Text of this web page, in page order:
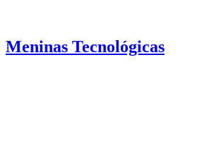
Meninas Tecnológicas